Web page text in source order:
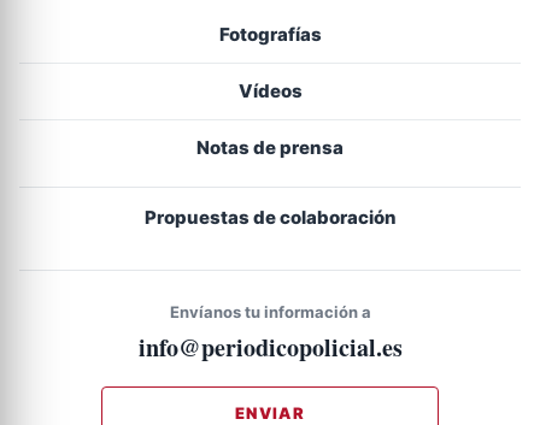
Fotografías
Vídeos
Notas de prensa
Propuestas de colaboración
Envíanos tu información a
info@periodicopolicial.es
ENVIAR